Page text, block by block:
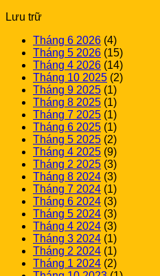
Lưu trữ
Tháng 6 2026 (4)
Tháng 5 2026 (15)
Tháng 4 2026 (14)
Tháng 10 2025 (2)
Tháng 9 2025 (1)
Tháng 8 2025 (1)
Tháng 7 2025 (1)
Tháng 6 2025 (1)
Tháng 5 2025 (2)
Tháng 4 2025 (9)
Tháng 2 2025 (3)
Tháng 8 2024 (3)
Tháng 7 2024 (1)
Tháng 6 2024 (3)
Tháng 5 2024 (3)
Tháng 4 2024 (3)
Tháng 3 2024 (1)
Tháng 2 2024 (1)
Tháng 1 2024 (2)